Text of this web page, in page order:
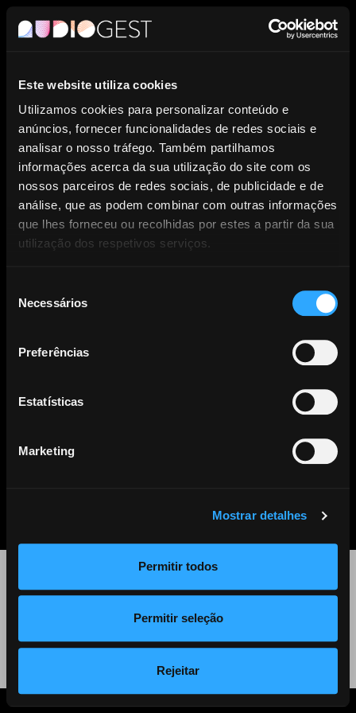
Este website utiliza cookies
Utilizamos cookies para personalizar conteúdo e
anúncios, fornecer funcionalidades de redes sociais e
analisar o nosso tráfego. Também partilhamos
informações acerca da sua utilização do site com os
nossos parceiros de redes sociais, de publicidade e de
análise, que as podem combinar com outras informações
que lhes forneceu ou recolhidas por estes a partir da sua
utilização dos respetivos serviços.
Necessários
Preferências
Estatísticas
Marketing
Mostrar detalhes
Permitir todos
Permitir seleção
Rejeitar
PT
Entidade de Gestão Coletiva de
Direitos dos Produtores
Fonográficos.
NOTÍCIAS
para ver
PARTILHAR
Política de Privacidade